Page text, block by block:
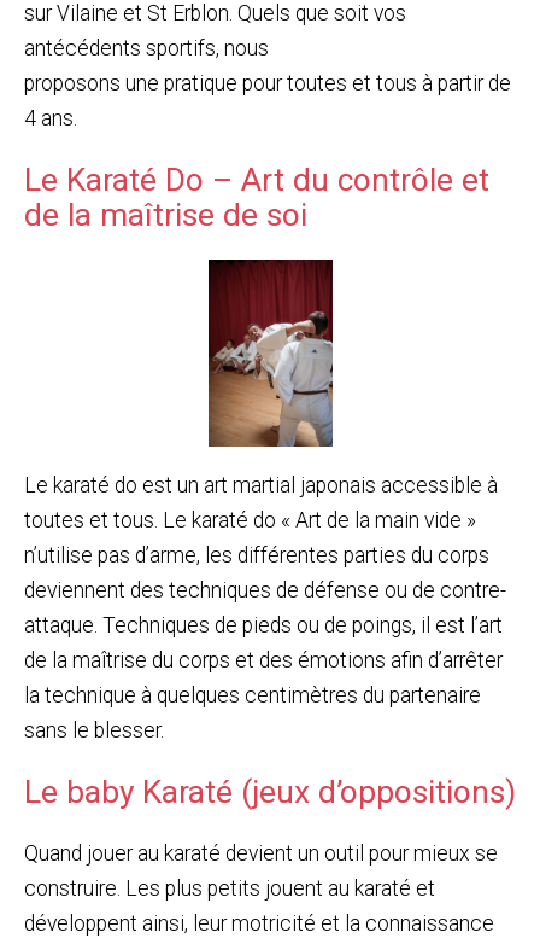
sur Vilaine et St Erblon. Quels que soit vos
antécédents sportifs, nous
proposons une pratique pour toutes et tous à partir de
4 ans.
Le Karaté Do – Art du contrôle et
de la maîtrise de soi
Le karaté do est un art martial japonais accessible à
toutes et tous. Le karaté do « Art de la main vide »
n’utilise pas d’arme, les différentes parties du corps
deviennent des techniques de défense ou de contre-
attaque. Techniques de pieds ou de poings, il est l’art
de la maîtrise du corps et des émotions afin d’arrêter
la technique à quelques centimètres du partenaire
sans le blesser.
Le baby Karaté (jeux d’oppositions)
Quand jouer au karaté devient un outil pour mieux se
construire. Les plus petits jouent au karaté et
développent ainsi, leur motricité et la connaissance